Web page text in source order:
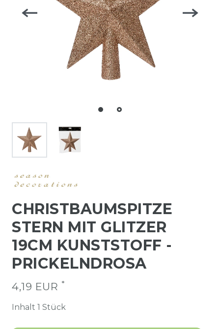
CHRISTBAUMSPITZE
STERN MIT GLITZER
19CM KUNSTSTOFF -
PRICKELNDROSA
4,19 EUR *
Inhalt 1 Stück